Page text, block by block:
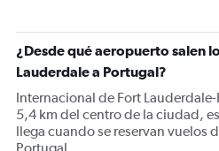
Y
axis
displaying
values.
Range:
0
¿Desde qué aeropuerto salen
Lauderdale a Portugal?
Internacional de Fort
5,4 km del centro de la ciudad,
llega cuando se reservan vuelos